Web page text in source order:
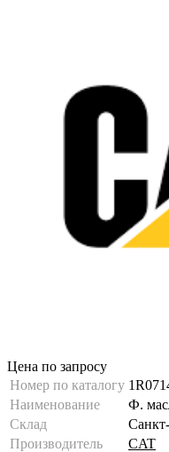
Цена по запросу
Номер по каталогу
Наименование
Ф.
Склад
Производитель
CAT